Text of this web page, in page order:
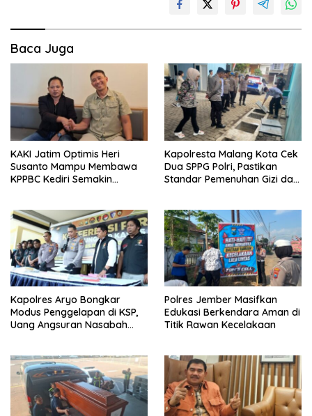
Baca Juga
KAKI Jatim Optimis Heri
Susanto Mampu Membawa
KPPBC Kediri Semakin
Kapolresta Malang Kota Cek
Dua SPPG Polri, Pastikan
Standar Pemenuhan Gizi dan
Kapolres Aryo Bongkar
Modus Penggelapan di KSP,
Uang Angsuran Nasabah
Polres Jember Masifkan
Edukasi Berkendara Aman di
Titik Rawan Kecelakaan